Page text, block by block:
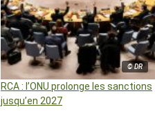
© DR
RCA : l’ONU prolonge les sanctions
jusqu’en 2027